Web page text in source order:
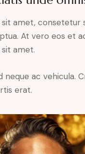
amet, consetetur
At vero eos et
amet.
neque ac vehicula.
erat.